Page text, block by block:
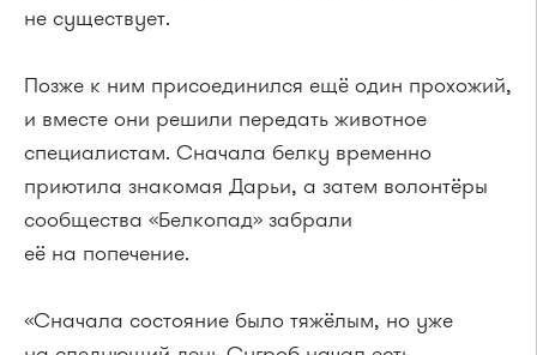
не существует.
Позже к ним присоединился ещё один прохожий,
и вместе они решили передать животное
специалистам. Сначала белку временно
приютила знакомая Дарьи, а затем волонтёры
сообщества «Белкопад» забрали
её на попечение.
«Сначала состояние было тяжёлым, но уже